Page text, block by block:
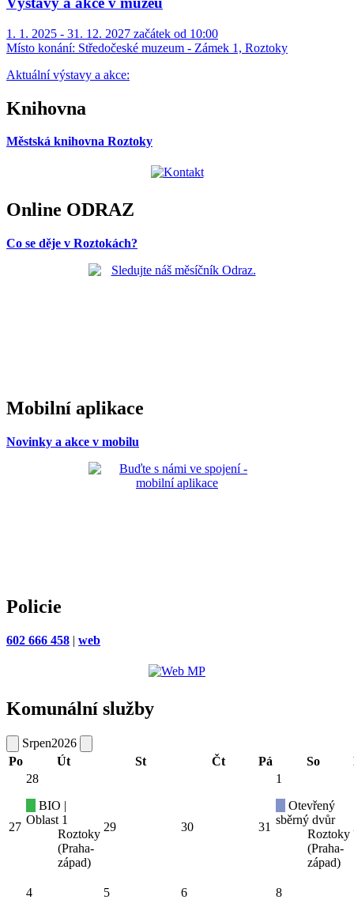
1. 1. 2025 - 31. 12. 2027 začátek od 10:00
Místo konání: Středočeské muzeum - Zámek 1, Roztoky
Aktuální výstavy a akce:
Knihovna
Městská knihovna Roztoky
Online ODRAZ
Co se děje v Roztokách?
Mobilní aplikace
Novinky a akce v mobilu
Policie
602 666 458 | web
Komunální služby
Srpen2026
Po
Út St Čt Pá So
27
28
BIO |
Oblast 1
Roztoky
(Praha-
západ)
29 30 31
1
Otevřený
sběrný dvůr
Roztoky
(Praha-
západ)
4
5
6
8